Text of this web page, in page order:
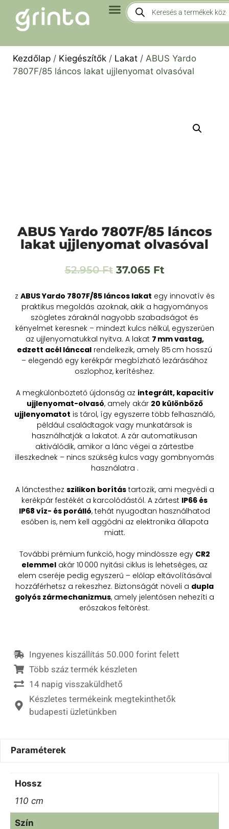
Kezdőlap / Kiegészítők / Lakat / ABUS Yardo
7807F/85 láncos lakat ujjlenyomat olvasóval
ABUS Yardo 7807F/85 láncos
lakat ujjlenyomat olvasóval
52.950Ft 37.065 Ft
z ABUS Yardo 7807F/85 láncos lakat egy innovatív és
praktikus megoldás azoknak, akik a hagyományos
szögletes záraknál nagyobb szabadságot és
kényelmet keresnek – mindezt kulcs nélkül, egyszerűen
az ujjlenyomatukkal nyitva. A lakat 7 mm vastag,
edzett acél lánccal rendelkezik, amely 85 cm hosszú
– elegendő egy kerékpár megbízható lezárásához
oszlophoz, kerítéshez.
A megkülönböztető újdonság az integrált, kapacitív
ujjlenyomat-olvasó, amely akár 20 különböző
ujjlenyomatot is tárol, így egyszerre több felhasználó,
például családtagok vagy munkatársak is
használhatják a lakatot. A zár automatikusan
aktiválódik, amikor a lánc végei a zártestbe
illeszkednek – nincs szükség kulcs vagy gombnyomás
használatra .
A lánctesthez szilikon borítástartozik, ami megvédi a
kerékpár festékét a karcolódástól. A zártest IP66 és
IP68 víz- és porálló, tehát nyugodtan használhatod
esőben is, nem kell aggódni az elektronika állapota
miatt.
További prémium funkció, hogy mindössze egy CR2
elemmel akár 10 000 nyitási ciklus is lehetséges, az
elem cseréje pedig egyszerű – előlap eltávolításával
hozzáférhetsz a rekeszhez. Biztonságát növeli a dupla
golyós zármechanizmus, amely jelentősen nehezíti a
erőszakos feltörést.
Ingyenes kiszállítás 50.000 forint felett
Több száz termék készleten
14 napig visszaküldhető
Készletes termékeink megtekinthetők
budapesti üzletünkben
Paraméterek
Hossz
110 cm
Szín